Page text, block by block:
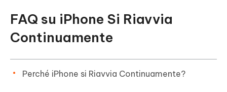
FAQ su iPhone Si Riavvia
Continuamente
Perché iPhone si Riavvia Continuamente?